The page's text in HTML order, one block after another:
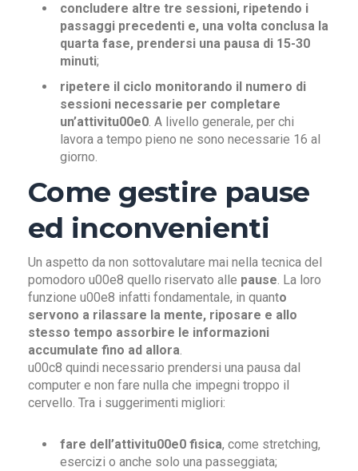
concludere altre tre sessioni, ripetendo i
passaggi precedenti e, una volta conclusa la
quarta fase, prendersi una pausa di 15-30
minuti;
ripetere il ciclo monitorando il numero di
sessioni necessarie per completare
un’attivitu00e0. A livello generale, per chi
lavora a tempo pieno ne sono necessarie 16 al
giorno.
Come gestire pause
ed inconvenienti
Un aspetto da non sottovalutare mai nella tecnica del
pomodoro u00e8 quello riservato alle pause. La loro
funzione u00e8 infatti fondamentale, in quanto
servono a rilassare la mente, riposare e allo
stesso tempo assorbire le informazioni
accumulate fino ad allora.
u00c8 quindi necessario prendersi una pausa dal
computer e non fare nulla che impegni troppo il
cervello. Tra i suggerimenti migliori:
fare dell’attivitu00e0 fisica, come stretching,
esercizi o anche solo una passeggiata;